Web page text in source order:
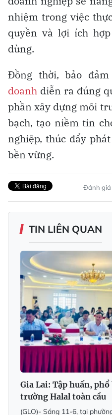
nhiệm trong việc
quyền và lợi ích
dùng.
Đồng thời, bảo
doanh diễn ra đúng
phần xây dựng môi
bạch, tạo niềm tin
nghiệp, thúc đẩy
bền vững.
Đánh giá
TIN LIÊN QUAN
Gia Lai: Tập huấn,
trường Halal toàn cầu
(GLO)- Sáng 11-6, tại